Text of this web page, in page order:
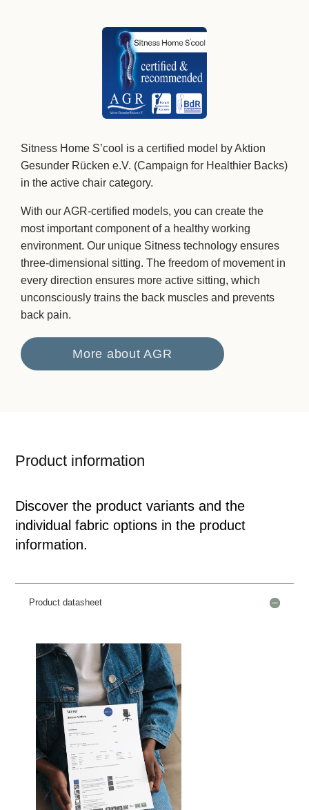
Sitness Home S’cool is a certified model by Aktion
Gesunder Rücken e.V. (Campaign for Healthier Backs)
in the active chair category.
With our AGR-certified models, you can create the
most important component of a healthy working
environment. Our unique Sitness technology ensures
three-dimensional sitting. The freedom of movement in
every direction ensures more active sitting, which
unconsciously trains the back muscles and prevents
back pain.
More about AGR
Product information
Discover the product variants and the
individual fabric options in the product
information.
Product datasheet